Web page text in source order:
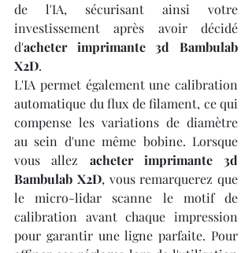
de l'IA, sécurisant ainsi votre
investissement après avoir décidé
d'acheter imprimante 3d Bambulab
X2D.
L'IA permet également une calibration
automatique du flux de filament, ce qui
compense les variations de diamètre
au sein d'une même bobine. Lorsque
vous allez acheter imprimante 3d
Bambulab X2D, vous remarquerez que
le micro-lidar scanne le motif de
calibration avant chaque impression
pour garantir une ligne parfaite. Pour